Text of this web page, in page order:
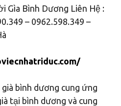
Gìa Bình Dương Liên Hệ :
– 0962.598.349 –
bình dương cung ứng
tại bình dương và cung